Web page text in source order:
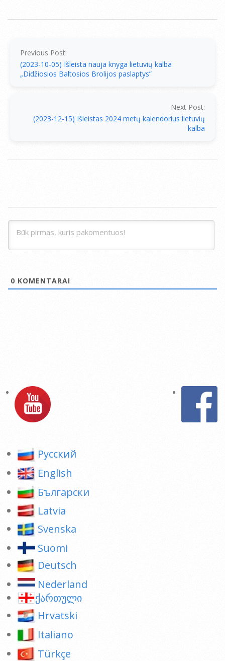
Previous Post:
(2023-10-05) Išleista nauja knyga lietuvių kalba
„Didžiosios Baltosios Brolijos paslaptys”
Next Post:
(2023-12-15) Išleistas 2024 metų kalendorius lietuvių
kalba
0 KOMENTARAI
Pусский
English
Български
Latvia
Svenska
Suomi
Deutsch
Nederland
ქართული
Hrvatski
Italiano
Türkçe